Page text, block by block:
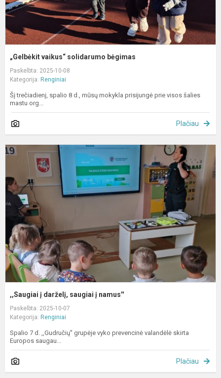
„Gelbėkit vaikus“ solidarumo bėgimas
Paskelbta: 2025-10-08
Kategorija: Renginiai
Šį trečiadienį, spalio 8 d., mūsų mokykla prisijungė prie visos šalies
mastu org...
Plačiau
,,Saugiai į darželį, saugiai į namus''
Paskelbta: 2025-10-07
Kategorija: Renginiai
Spalio 7 d. ,,Gudručių'' grupėje vyko prevencinė valandėlė skirta
Europos saugau...
Plačiau